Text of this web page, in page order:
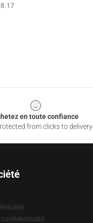
en toute confiance
from clicks to delivery
confidentialité